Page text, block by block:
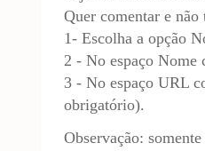
Quer comentar e não
1- Escolha a opção
2 - No espaço Nome
3 - No espaço URL
obrigatório).
Observação: